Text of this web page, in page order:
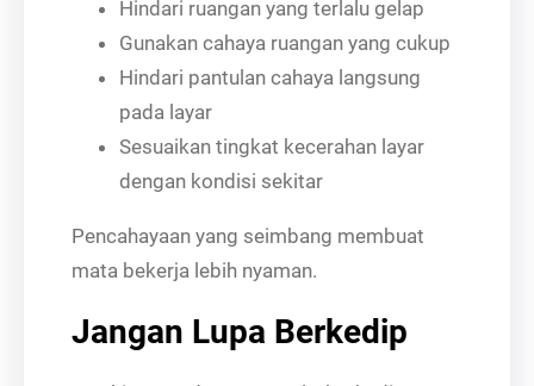
Hindari ruangan yang terlalu gelap
Gunakan cahaya ruangan yang cukup
Hindari pantulan cahaya langsung
pada layar
Sesuaikan tingkat kecerahan layar
dengan kondisi sekitar
Pencahayaan yang seimbang membuat
mata bekerja lebih nyaman.
Jangan Lupa Berkedip